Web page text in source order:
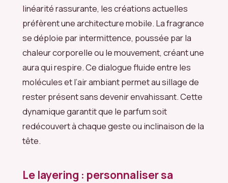
linéarité rassurante, les créations actuelles
préfèrent une architecture mobile. La fragrance
se déploie par intermittence, poussée par la
chaleur corporelle ou le mouvement, créant une
aura qui respire. Ce dialogue fluide entre les
molécules et l’air ambiant permet au sillage de
rester présent sans devenir envahissant. Cette
dynamique garantit que le parfum soit
redécouvert à chaque geste ou inclinaison de la
tête.
Le layering : personnaliser sa